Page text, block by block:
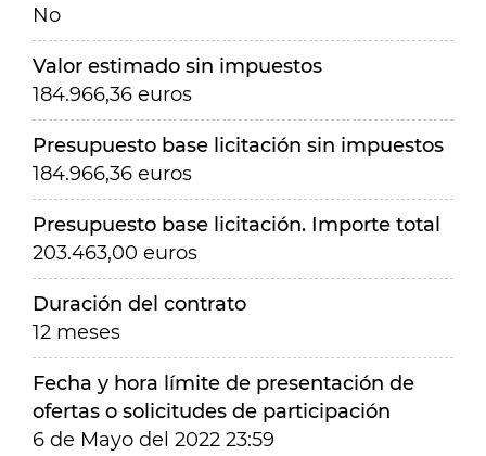
No
Valor estimado sin impuestos
184.966,36 euros
Presupuesto base licitación sin impuestos
184.966,36 euros
Presupuesto base licitación. Importe total
203.463,00 euros
Duración del contrato
12 meses
Fecha y hora límite de presentación de
ofertas o solicitudes de participación
6 de Mayo del 2022 23:59